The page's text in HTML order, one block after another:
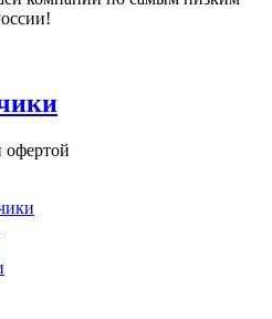
офертой